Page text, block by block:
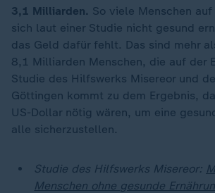
3,1 Milliarden. So viele Menschen
sich laut einer Studie nicht gesund
das Geld dafür fehlt. Das sind mehr
8,1 Milliarden Menschen, die auf der
Studie des Hilfswerks Misereor und
Göttingen kommt zu dem Ergebnis,
US-Dollar nötig wären, um eine
alle sicherzustellen.
Studie des Hilfswerks Misereor:
Menschen ohne gesunde